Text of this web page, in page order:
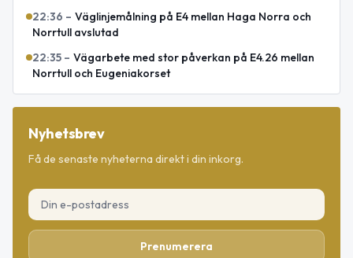
22:36 – Väglinjemålning på E4 mellan Haga Norra och
Norrtull avslutad
22:35 – Vägarbete med stor påverkan på E4.26 mellan
Norrtull och Eugeniakorset
Nyhetsbrev
Få de senaste nyheterna direkt i din inkorg.
Prenumerera